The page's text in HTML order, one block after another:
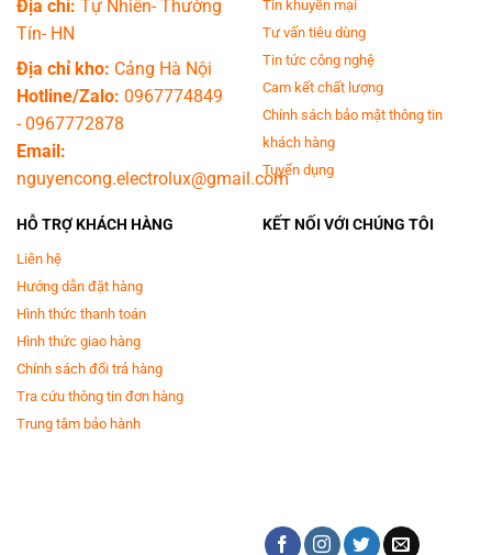
Địa chỉ: Tự Nhiên- Thường
Tín- HN
Địa chỉ kho: Cảng Hà Nội
Hotline/Zalo: 0967774849
-0967772878
Email:
nguyencong.electrolux@gmail.com
Tin khuyến mại
Tư vấn tiêu dùng
Tin tức công nghệ
Cam kết chất lượng
Chính sách bảo mật thông tin
khách hàng
Tuyển dụng
HỖ TRỢ KHÁCH HÀNG
Liên hệ
Hướng dẫn đặt hàng
Hình thức thanh toán
Hình thức giao hàng
Chính sách đổi trả hàng
Tra cứu thông tin đơn hàng
Trung tâm bảo hành
KẾT NỐI VỚI CHÚNG TÔI